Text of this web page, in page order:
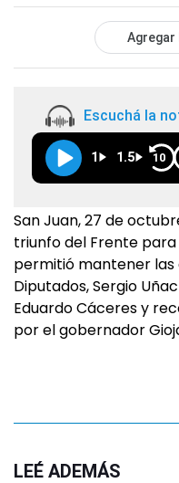
Agregar
Escuchá la
1 1.5 10
San Juan, 27 de
triunfo del Frente para
permitió mantener las
Diputados, Sergio
Eduardo Cáceres y
por el gobernador
LEÉ ADEMÁS